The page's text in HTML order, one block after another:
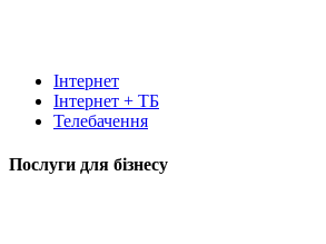
Інтернет
Інтернет + ТБ
Телебачення
Послуги для бізнесу